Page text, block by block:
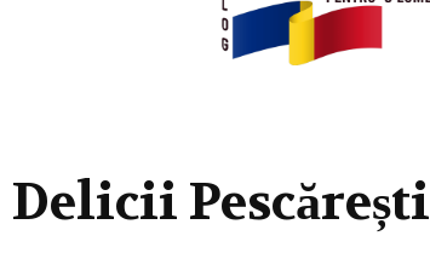
Delicii Pescărești